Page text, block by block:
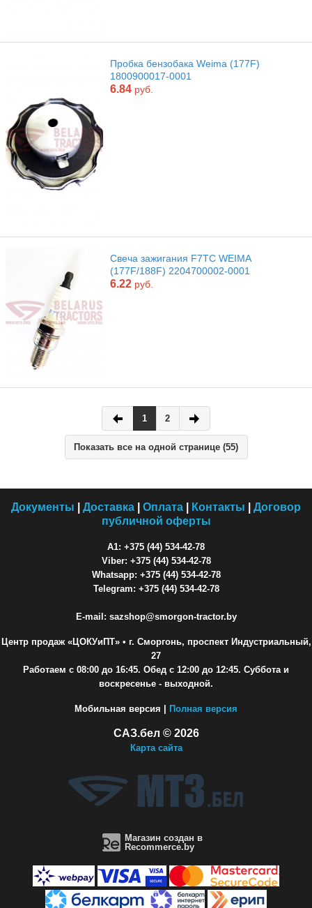
Пробка бензобака Weima (177F)
1800900017-0001
6.84 руб.
Свеча зажигания F7TC WEIMA
(177F/188F) 2204700002-0001
6.22 руб.
1 2
Показать все на одной странице (55)
Документы Доставка Оплата Контакты
Договор
публичной оферты
A1: +375 (44) 534-42-78
Viber: +375 (44) 534-42-78
Whatsapp: +375 (44) 534-42-78
Telegram: +375 (44) 534-42-78
E-mail: sazshop@smorgon-tractor.by
Центр продаж «ЦОКУиПТ»• г. Сморгонь, проспект Индустриальный,
27
Работаем с 08:00 до 16:45. Обед с 12:00 до 12:45. Суббота и
воскресенье - выходной.
Мобильная версия | Полная версия
САЗ.бел © 2026
Карта сайта
Магазин создан в
Recommerce.by